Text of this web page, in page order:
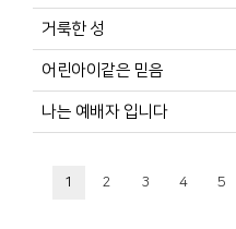
거룩한 성
어린아이같은 믿음
나는 예배자 입니다
1 2 3 4 5